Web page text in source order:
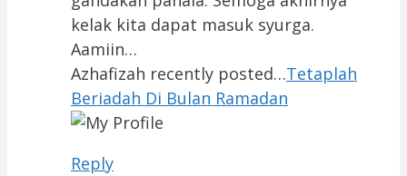
kelak kita dapat masuk syurga.
Aamiin…
Azhafizah recently posted…Tetaplah
Beriadah Di Bulan Ramadan
Reply